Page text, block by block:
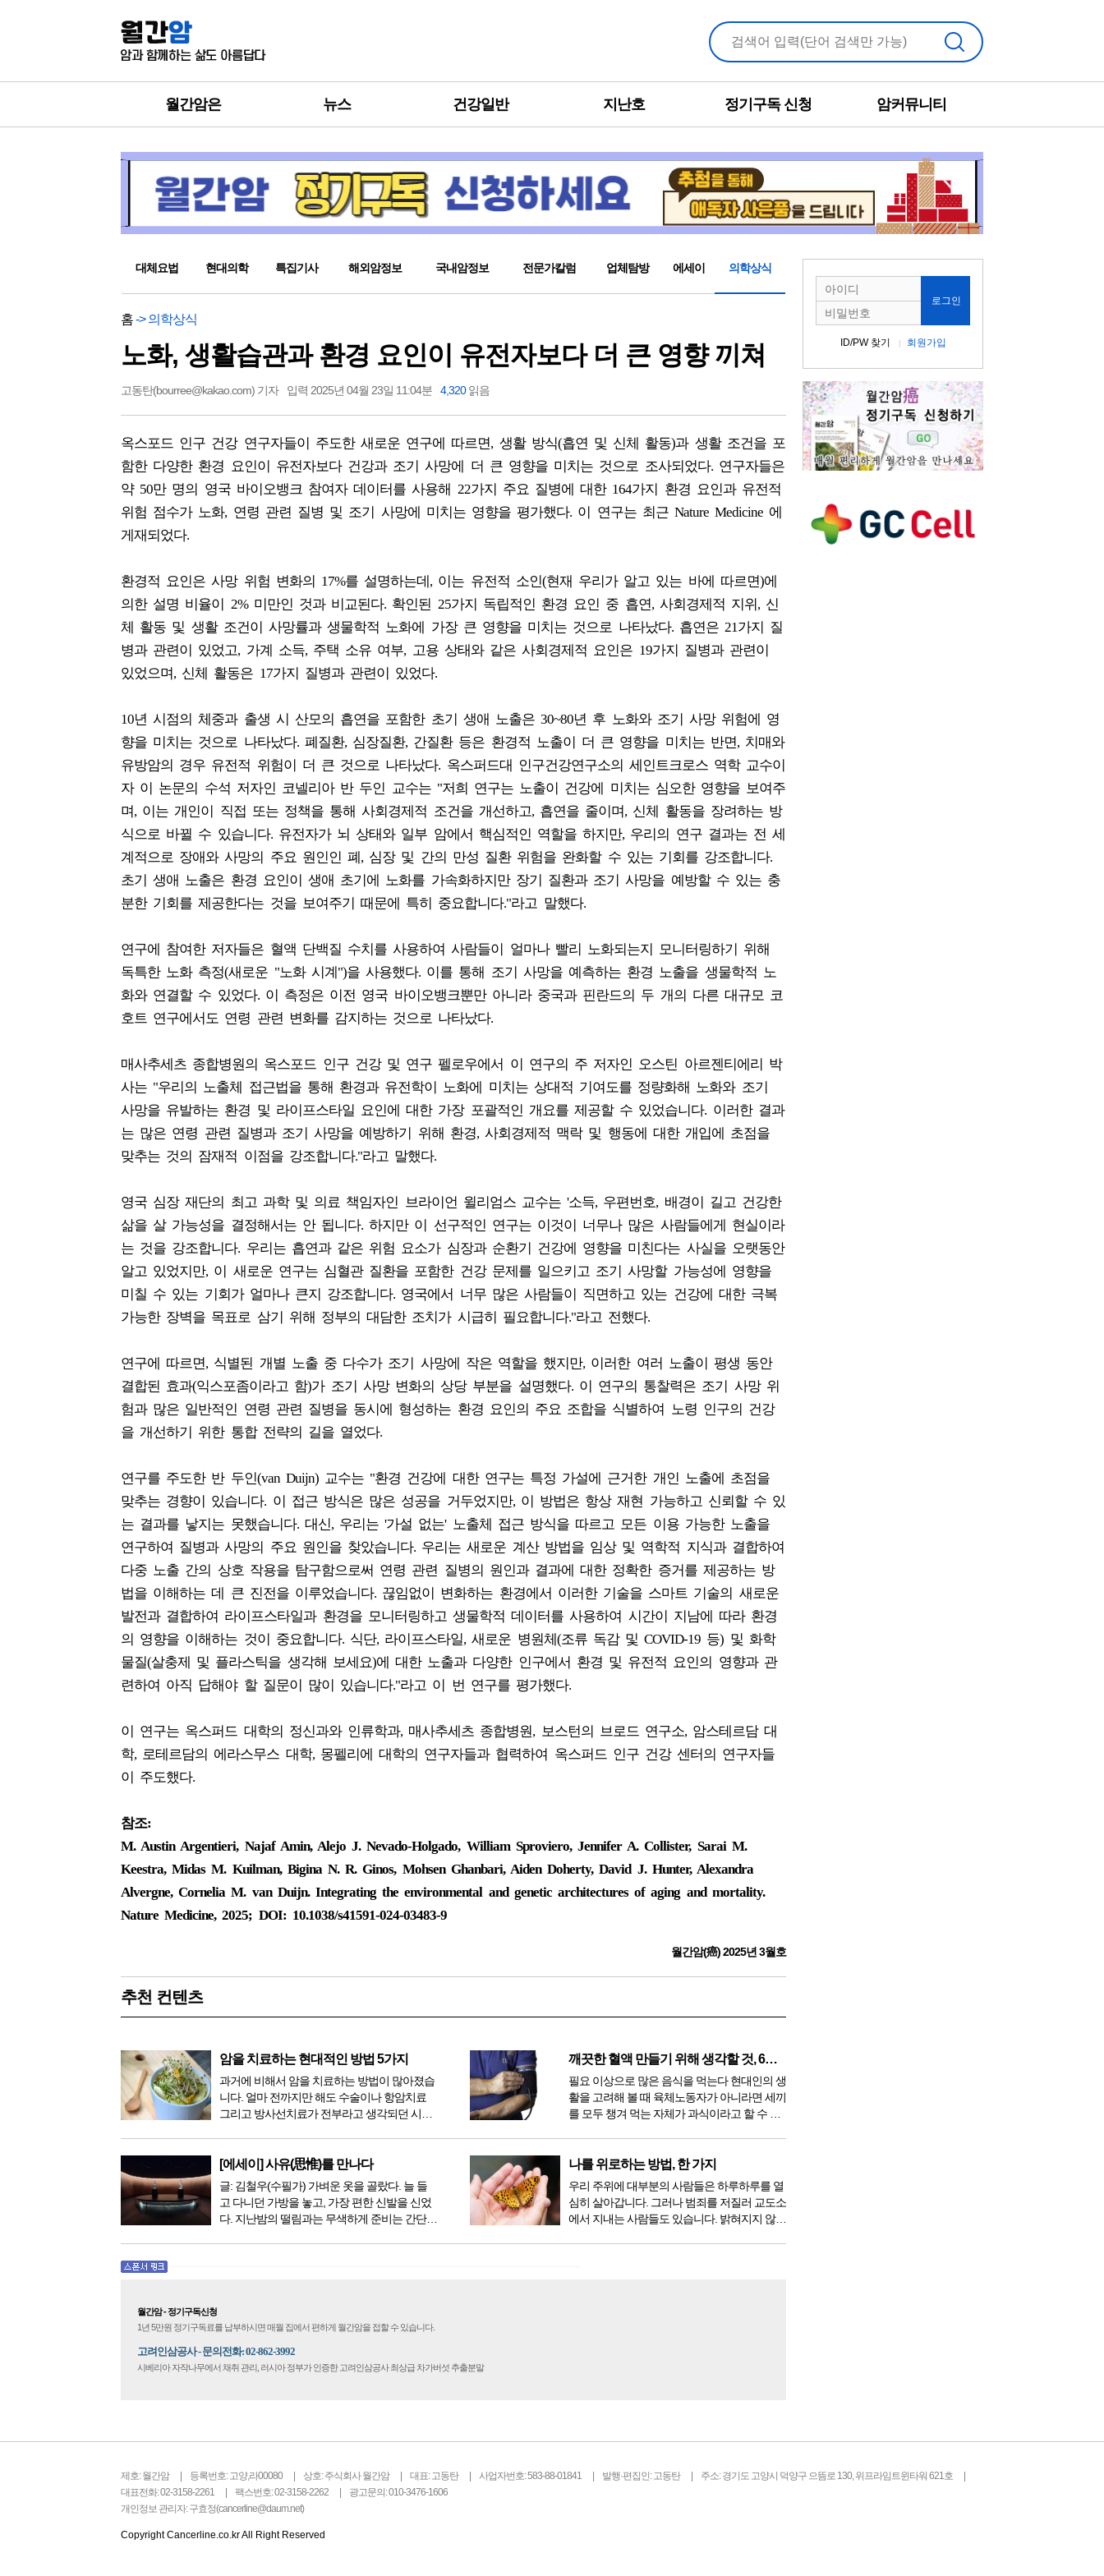
검색
월간암은 뉴스 건강일반 지난호 정기구독 신청 암커뮤니티
대체요법 현대의학 특집기사 해외암정보 국내암정보 전문가칼럼 업체탐방 에세이 의학상식
홈-> 의학상식
노화, 생활습관과 환경 요인이 유전자보다 더 큰 영향 끼쳐
고동탄(bourree@kakao.com) 기자 입력 2025년 04월 23일 11:04분 4,320읽음
옥스포드 인구 건강 연구자들이 주도한 새로운 연구에 따르면, 생활 방식(흡연 및 신체 활동)과 생활 조건을 포
함한 다양한 환경 요인이 유전자보다 건강과 조기 사망에 더 큰 영향을 미치는 것으로 조사되었다. 연구자들은
약 50만 명의 영국 바이오뱅크 참여자 데이터를 사용해 22가지 주요 질병에 대한 164가지 환경 요인과 유전적
위험 점수가 노화, 연령 관련 질병 및 조기 사망에 미치는 영향을 평가했다. 이 연구는 최근 Nature Medicine 에
게재되었다.
환경적 요인은 사망 위험 변화의 17%를 설명하는데, 이는 유전적 소인(현재 우리가 알고 있는 바에 따르면)에
의한 설명 비율이 2% 미만인 것과 비교된다. 확인된 25가지 독립적인 환경 요인 중 흡연, 사회경제적 지위, 신
체 활동 및 생활 조건이 사망률과 생물학적 노화에 가장 큰 영향을 미치는 것으로 나타났다. 흡연은 21가지 질
병과 관련이 있었고, 가계 소득, 주택 소유 여부, 고용 상태와 같은 사회경제적 요인은 19가지 질병과 관련이
있었으며, 신체 활동은 17가지 질병과 관련이 있었다.
10년 시점의 체중과 출생 시 산모의 흡연을 포함한 초기 생애 노출은 30~80년 후 노화와 조기 사망 위험에 영
향을 미치는 것으로 나타났다. 폐질환, 심장질환, 간질환 등은 환경적 노출이 더 큰 영향을 미치는 반면, 치매와
유방암의 경우 유전적 위험이 더 큰 것으로 나타났다. 옥스퍼드대 인구건강연구소의 세인트크로스 역학 교수이
자 이 논문의 수석 저자인 코넬리아 반 두인 교수는 "저희 연구는 노출이 건강에 미치는 심오한 영향을 보여주
며, 이는 개인이 직접 또는 정책을 통해 사회경제적 조건을 개선하고, 흡연을 줄이며, 신체 활동을 장려하는 방
식으로 바뀔 수 있습니다. 유전자가 뇌 상태와 일부 암에서 핵심적인 역할을 하지만, 우리의 연구 결과는 전 세
계적으로 장애와 사망의 주요 원인인 폐, 심장 및 간의 만성 질환 위험을 완화할 수 있는 기회를 강조합니다.
초기 생애 노출은 환경 요인이 생애 초기에 노화를 가속화하지만 장기 질환과 조기 사망을 예방할 수 있는 충
분한 기회를 제공한다는 것을 보여주기 때문에 특히 중요합니다."라고 말했다.
연구에 참여한 저자들은 혈액 단백질 수치를 사용하여 사람들이 얼마나 빨리 노화되는지 모니터링하기 위해
독특한 노화 측정(새로운 "노화 시계")을 사용했다. 이를 통해 조기 사망을 예측하는 환경 노출을 생물학적 노
화와 연결할 수 있었다. 이 측정은 이전 영국 바이오뱅크뿐만 아니라 중국과 핀란드의 두 개의 다른 대규모 코
호트 연구에서도 연령 관련 변화를 감지하는 것으로 나타났다.
매사추세츠 종합병원의 옥스포드 인구 건강 및 연구 펠로우에서 이 연구의 주 저자인 오스틴 아르젠티에리 박
사는 "우리의 노출체 접근법을 통해 환경과 유전학이 노화에 미치는 상대적 기여도를 정량화해 노화와 조기
사망을 유발하는 환경 및 라이프스타일 요인에 대한 가장 포괄적인 개요를 제공할 수 있었습니다. 이러한 결과
는 많은 연령 관련 질병과 조기 사망을 예방하기 위해 환경, 사회경제적 맥락 및 행동에 대한 개입에 초점을
맞추는 것의 잠재적 이점을 강조합니다."라고 말했다.
영국 심장 재단의 최고 과학 및 의료 책임자인 브라이언 윌리엄스 교수는 '소득, 우편번호, 배경이 길고 건강한
삶을 살 가능성을 결정해서는 안 됩니다. 하지만 이 선구적인 연구는 이것이 너무나 많은 사람들에게 현실이라
는 것을 강조합니다. 우리는 흡연과 같은 위험 요소가 심장과 순환기 건강에 영향을 미친다는 사실을 오랫동안
알고 있었지만, 이 새로운 연구는 심혈관 질환을 포함한 건강 문제를 일으키고 조기 사망할 가능성에 영향을
미칠 수 있는 기회가 얼마나 큰지 강조합니다. 영국에서 너무 많은 사람들이 직면하고 있는 건강에 대한 극복
가능한 장벽을 목표로 삼기 위해 정부의 대담한 조치가 시급히 필요합니다."라고 전했다.
연구에 따르면, 식별된 개별 노출 중 다수가 조기 사망에 작은 역할을 했지만, 이러한 여러 노출이 평생 동안
결합된 효과(익스포좀이라고 함)가 조기 사망 변화의 상당 부분을 설명했다. 이 연구의 통찰력은 조기 사망 위
험과 많은 일반적인 연령 관련 질병을 동시에 형성하는 환경 요인의 주요 조합을 식별하여 노령 인구의 건강
을 개선하기 위한 통합 전략의 길을 열었다.
연구를 주도한 반 두인(van Duijn) 교수는 "환경 건강에 대한 연구는 특정 가설에 근거한 개인 노출에 초점을
맞추는 경향이 있습니다. 이 접근 방식은 많은 성공을 거두었지만, 이 방법은 항상 재현 가능하고 신뢰할 수 있
는 결과를 낳지는 못했습니다. 대신, 우리는 '가설 없는' 노출체 접근 방식을 따르고 모든 이용 가능한 노출을
연구하여 질병과 사망의 주요 원인을 찾았습니다. 우리는 새로운 계산 방법을 임상 및 역학적 지식과 결합하여
다중 노출 간의 상호 작용을 탐구함으로써 연령 관련 질병의 원인과 결과에 대한 정확한 증거를 제공하는 방
법을 이해하는 데 큰 진전을 이루었습니다. 끊임없이 변화하는 환경에서 이러한 기술을 스마트 기술의 새로운
발전과 결합하여 라이프스타일과 환경을 모니터링하고 생물학적 데이터를 사용하여 시간이 지남에 따라 환경
의 영향을 이해하는 것이 중요합니다. 식단, 라이프스타일, 새로운 병원체(조류 독감 및 COVID-19 등) 및 화학
물질(살충제 및 플라스틱을 생각해 보세요)에 대한 노출과 다양한 인구에서 환경 및 유전적 요인의 영향과 관
련하여 아직 답해야 할 질문이 많이 있습니다."라고 이 번 연구를 평가했다.
이 연구는 옥스퍼드 대학의 정신과와 인류학과, 매사추세츠 종합병원, 보스턴의 브로드 연구소, 암스테르담 대
학, 로테르담의 에라스무스 대학, 몽펠리에 대학의 연구자들과 협력하여 옥스퍼드 인구 건강 센터의 연구자들
이 주도했다.
참조:
M. Austin Argentieri, Najaf Amin, Alejo J. Nevado-Holgado, William Sproviero, Jennifer A. Collister, Sarai M.
Keestra, Midas M. Kuilman, Bigina N. R. Ginos, Mohsen Ghanbari, Aiden Doherty, David J. Hunter, Alexandra
Alvergne, Cornelia M. van Duijn. Integrating the environmental and genetic architectures of aging and mortality.
Nature Medicine, 2025; DOI: 10.1038/s41591-024-03483-9
월간암(癌) 2025년 3월호
추천 컨텐츠
암을 치료하는 현대적인 방법 5가지
과거에 비해서 암을 치료하는 방법이 많아졌습
니다. 얼마 전까지만 해도 수술이나 항암치료
그리고 방사선치료가 전부라고 생각되던 시절
료기가 들어오면서 암을 치료하는 방법이 하나
더 추가되었습니다. 중입...
깨끗한 혈액 만들기 위해 생각할 것, 6가지
필요 이상으로 많은 음식을 먹는다 현대인의 생
활을 고려해 볼 때 육체노동자가 아니라면 세끼
를 모두 챙겨 먹는 자체가 과식이라고 할 수 있
점심, 저녁을 습관적으로 음식을 섭취한다. 게
다...
[에세이] 사유(思惟)를 만나다
글: 김철우(수필가) 가벼운 옷을 골랐다. 늘 들
고 다니던 가방을 놓고, 가장 편한 신발을 신었
다. 지난밤의 떨림과는 무색하게 준비는 간단했
나를 위로하는 방법, 한 가지
우리 주위에 대부분의 사람들은 하루하루를 열
심히 살아갑니다. 그러나 범죄를 저질러 교도소
에서 지내는 사람들도 있습니다. 밝혀지지 않았
월간암 - 정기구독신청
1년 5만원 정기구독료를 납부하시면 매월 집에서 편하게 월간암을 접할 수 있습니다.
고려인삼공사 - 문의전화: 02-862-3992
시베리아 자작나무에서 채취 관리, 러시아 정부가 인증한 고려인삼공사 최상급 차가버섯 추출분말
로그인
ID/PW 찾기 회원가입
제호: 월간암 등록번호: 고양,라00080 상호: 주식회사 월간암 대표: 고동탄 사업자번호: 583-88-01841 발행·편집인: 고동탄
주소: 경기도 고양시 덕양구 으뜸로 130, 위프라임트윈타워 621호
대표전화: 02-3158-2261
팩스번호: 02-3158-2262
광고문의: 010-3476-1606
개인정보 관리자: 구효정(cancerline@daum.net)
Copyright Cancerline.co.kr All Right Reserved